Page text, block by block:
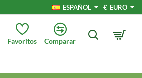
ESPAÑOL € EURO
Favoritos Comparar